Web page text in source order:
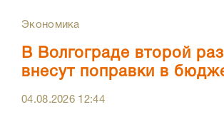
Экономика
В Волгограде второй
внесут поправки в
04.08.2026 12:44